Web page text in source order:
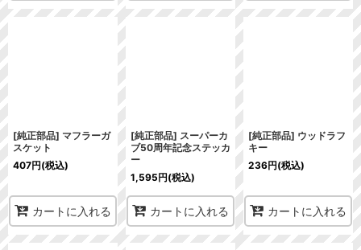
[純正部品] マフラーガ
スケット
407円(税込)
カートに入れる
[純正部品] スーパーカ
ブ50周年記念ステッカ
ー
1,595円(税込)
カートに入れる
[純正部品] ウッドラフ
キー
236円(税込)
カートに入れる